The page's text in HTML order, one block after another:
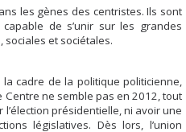
les gènes des centristes. Ils sont
de s’unir sur les grandes
et sociétales.
cadre de la politique politicienne,
Centre ne semble pas en 2012, tout
présidentielle, ni avoir une
législatives. Dès lors, l’union